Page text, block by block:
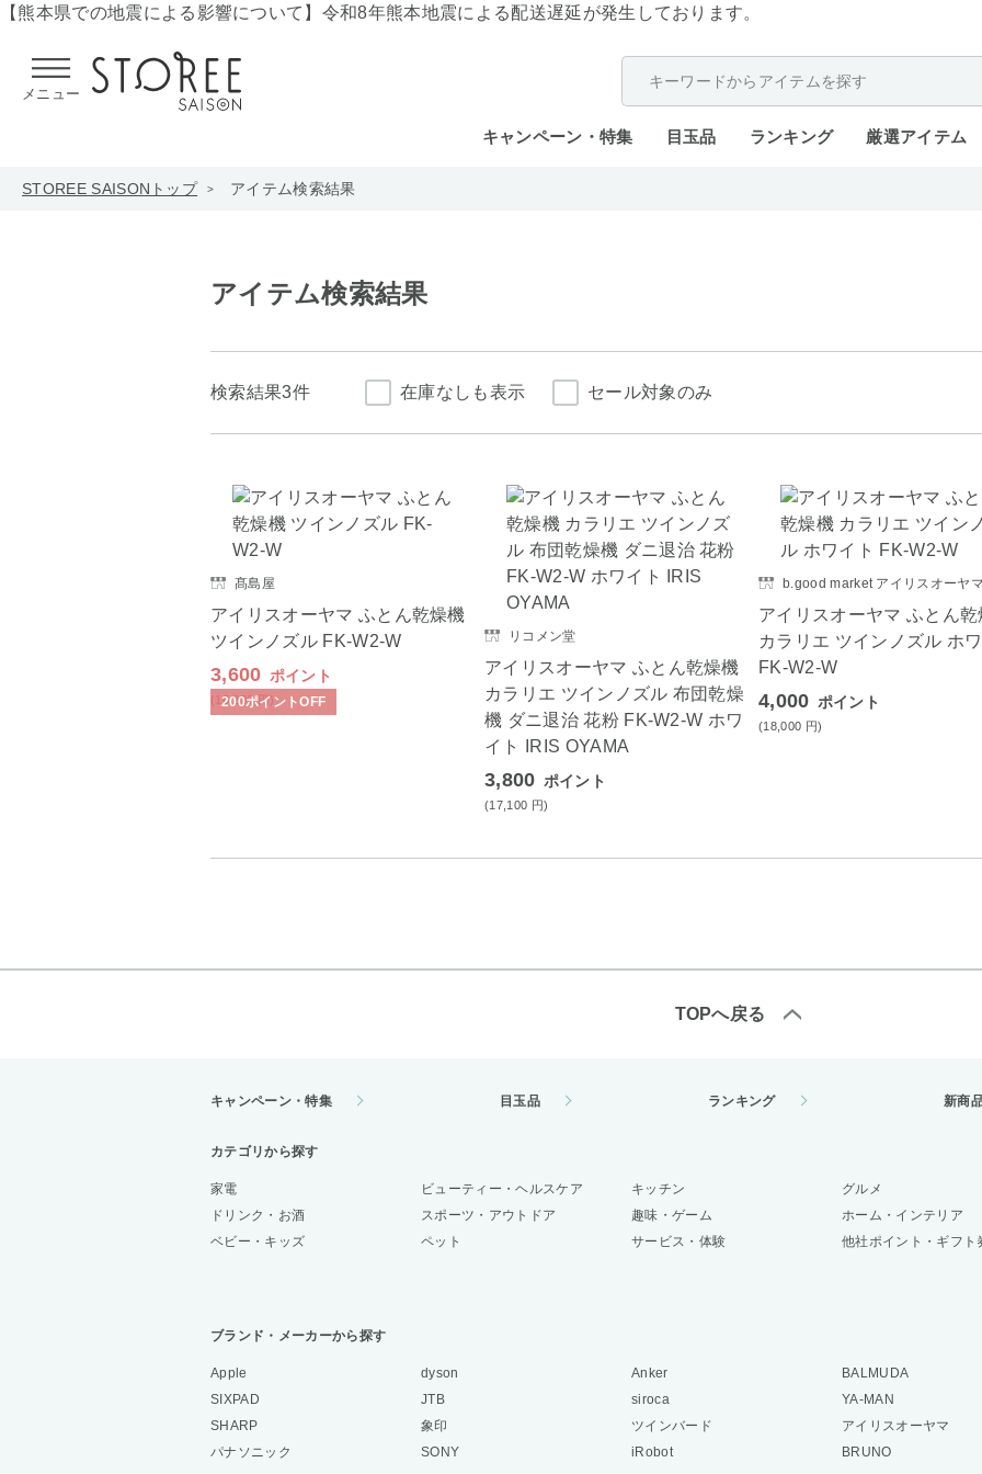
【熊本県での地震による影響について】 令和8年熊本地震による配送遅延が発生しております。
メニュー
キャンペーン・特集 目玉品 ランキング 厳選アイテム
STOREE SAISONトップ アイテム検索結果
アイテム検索結果
検索結果3件 在庫なしも表示 セール対象のみ
髙島屋
アイリスオーヤマ ふとん乾燥機
ツインノズル FK-W2-W
3,600 ポイント
(16,200円)
200ポイントOFF
リコメン堂
アイリスオーヤマ ふとん乾燥機
カラリエ ツインノズル 布団乾燥
機 ダニ退治 花粉 FK-W2-W ホワ
イト IRIS OYAMA
3,800 ポイント
(17,100 円)
b.good market アイリスオーヤ
アイリスオーヤマ ふとん乾
カラリエ ツインノズル ホ
FK-W2-W
4,000 ポイント
(18,000 円)
TOPへ戻る
キャンペーン・特集 目玉品 ランキング 新商
カテゴリから探す
家電 ビューティー・ヘルスケア キッチン グルメ
ドリンク・お酒
スポーツ・アウトドア 趣味・ゲーム ホーム・インテリア
ベビー・キッズ
ペット サービス・体験 他社ポイント・ギフト
ブランド・メーカーから探す
Apple dyson Anker BALMUDA
SIXPAD
JTB siroca YA-MAN
SHARP
象印 ツインバード アイリスオーヤマ
パナソニック
SONY iRobot BRUNO